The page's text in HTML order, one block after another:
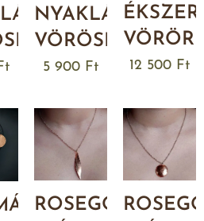
NYAKLÁNC
VÖRÖSRÉZBŐL
5 900 Ft 12 500 Ft
ROSEGOLD